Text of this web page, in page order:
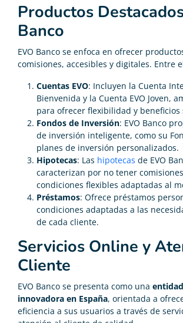
Productos
Banco
EVO Banco se enfoca en ofrecer
comisiones, accesibles y digitales. Entre
Cuentas EVO: Incluyen la Cuenta
Bienvenida y la Cuenta EVO Joven,
para ofrecer flexibilidad y beneficios
Fondos de Inversión: EVO Banco
de inversión inteligente, como su
planes de inversión personalizados.
Hipotecas: Las hipotecas de EVO
caracterizan por no tener
condiciones flexibles adaptadas al
Préstamos: Ofrece préstamos
condiciones adaptadas a las
de cada cliente.
Servicios Online y
Cliente
EVO Banco se presenta como una
innovadora en España, orientada a
eficiencia a sus usuarios a través de